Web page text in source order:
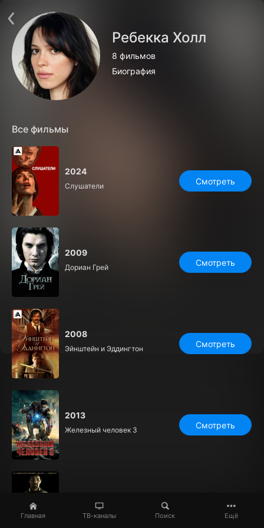
Главная ТВ-каналы Поиск Ещё
Ребекка Холл
8 фильмов
Биография
Все фильмы
2024
Слушатели Смотреть
2009
Дориан Грей Смотреть
2008
Эйнштейн и Эддингтон Смотреть
2013
Железный человек 3 Смотреть
Смотреть
О сервисе
Пользовательское соглашение
Политика конфиденциальности
Открыть приложение
Установить на ТВ
Бесплатные каналы